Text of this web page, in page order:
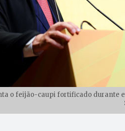
o feijão-caupi fortificado durante